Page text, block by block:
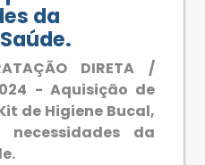
da
DIRETA /
- Aquisição de
de Higiene Bucal,
da